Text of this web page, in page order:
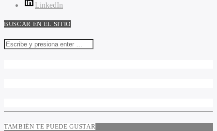
LinkedIn
BUSCAR EN EL SITIO
TAMBIÉN TE PUEDE GUSTAR